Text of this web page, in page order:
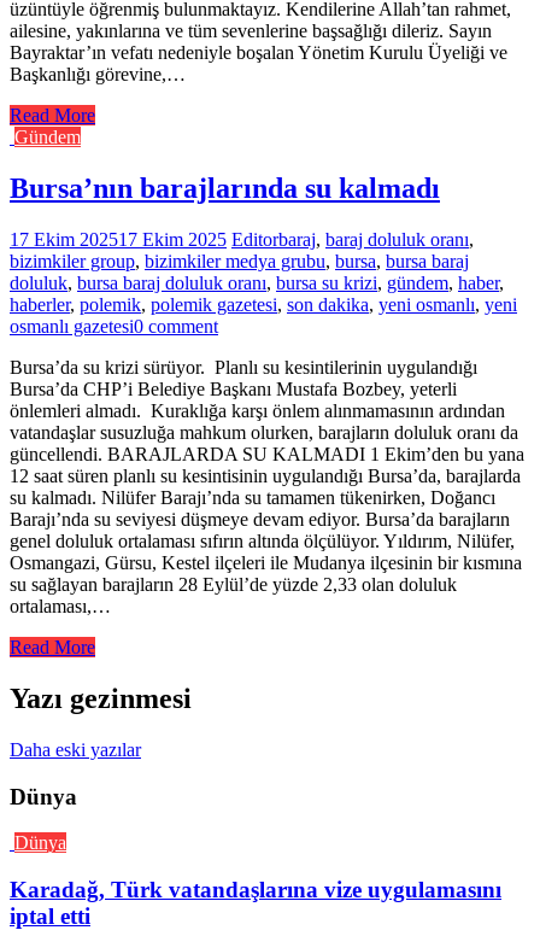
üzüntüyle öğrenmiş bulunmaktayız. Kendilerine Allah’tan rahmet,
ailesine, yakınlarına ve tüm sevenlerine başsağlığı dileriz. Sayın
Bayraktar’ın vefatı nedeniyle boşalan Yönetim Kurulu Üyeliği ve
Başkanlığı görevine,…
Read More
Gündem
Bursa’nın barajlarında su kalmadı
17 Ekim 202517 Ekim 2025 Editorbaraj, baraj doluluk oranı,
bizimkiler group, bizimkiler medya grubu, bursa, bursa baraj
doluluk, bursa baraj doluluk oranı, bursa su krizi, gündem, haber,
haberler, polemik, polemik gazetesi, son dakika, yeni osmanlı, yeni
osmanlı gazetesi0 comment
Bursa’da su krizi sürüyor. Planlı su kesintilerinin uygulandığı
Bursa’da CHP’i Belediye Başkanı Mustafa Bozbey, yeterli
önlemleri almadı. Kuraklığa karşı önlem alınmamasının ardından
vatandaşlar susuzluğa mahkum olurken, barajların doluluk oranı da
güncellendi. BARAJLARDA SU KALMADI 1 Ekim’den bu yana
12 saat süren planlı su kesintisinin uygulandığı Bursa’da, barajlarda
su kalmadı. Nilüfer Barajı’nda su tamamen tükenirken, Doğancı
Barajı’nda su seviyesi düşmeye devam ediyor. Bursa’da barajların
genel doluluk ortalaması sıfırın altında ölçülüyor. Yıldırım, Nilüfer,
Osmangazi, Gürsu, Kestel ilçeleri ile Mudanya ilçesinin bir kısmına
su sağlayan barajların 28 Eylül’de yüzde 2,33 olan doluluk
ortalaması,…
Read More
Yazı gezinmesi
Daha eski yazılar
Dünya
Dünya
Karadağ, Türk vatandaşlarına vize uygulamasını
iptal etti